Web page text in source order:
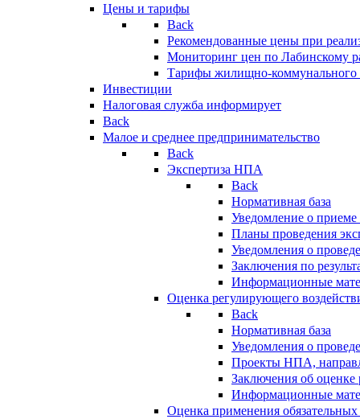
Цены и тарифы
Back
Рекомендованные цены при
Мониторинг цен по Лабинскому
Тарифы жилищно-коммунального
Инвестиции
Налоговая служба информирует
Back
Малое и среднее предпринимательство
Back
Экспертиза НПА
Back
Нормативная база
Уведомление о
Планы проведения
Уведомления о
Заключения по
Информационные
Оценка регулирующего
Back
Нормативная база
Уведомления о
Проекты НПА,
Заключения об
Информационные
Оценка применения